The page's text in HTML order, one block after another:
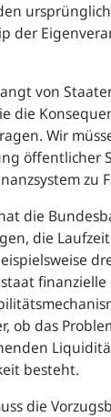
der
von
die
Wir
öffentlicher
zu
die
die
ob das
besteht.
die